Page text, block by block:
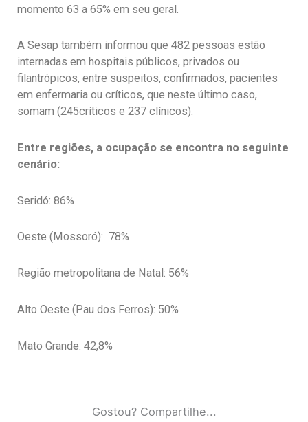
momento 63 a 65% em seu geral.
A Sesap também informou que 482 pessoas estão
internadas em hospitais públicos, privados ou
filantrópicos, entre suspeitos, confirmados, pacientes
em enfermaria ou críticos, que neste último caso,
somam (245críticos e 237 clínicos).
Entre regiões, a ocupação se encontra no seguinte
cenário:
Seridó: 86%
Oeste (Mossoró): 78%
Região metropolitana de Natal: 56%
Alto Oeste (Pau dos Ferros): 50%
Mato Grande: 42,8%
Gostou? Compartilhe...